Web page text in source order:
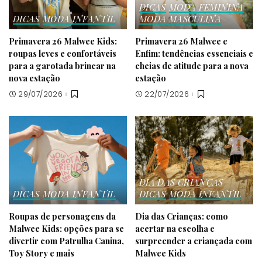
DICAS MODA INFANTIL
Primavera 26 Malwee Kids:
roupas leves e confortáveis
para a garotada brincar na
nova estação
29/07/2026
DICAS MODA FEMININA
MODA MASCULINA
Primavera 26 Malwee e
Enfim: tendências essenciais e
cheias de atitude para a nova
estação
22/07/2026
DICAS MODA INFANTIL
Roupas de personagens da
Malwee Kids: opções para se
divertir com Patrulha Canina,
Toy Story e mais
DIA DAS CRIANÇAS
DICAS MODA INFANTIL
Dia das Crianças: como
acertar na escolha e
surpreender a criançada com
Malwee Kids